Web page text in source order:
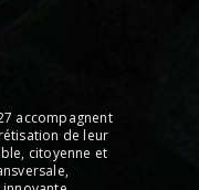
accompagnent
de leur
citoyenne et